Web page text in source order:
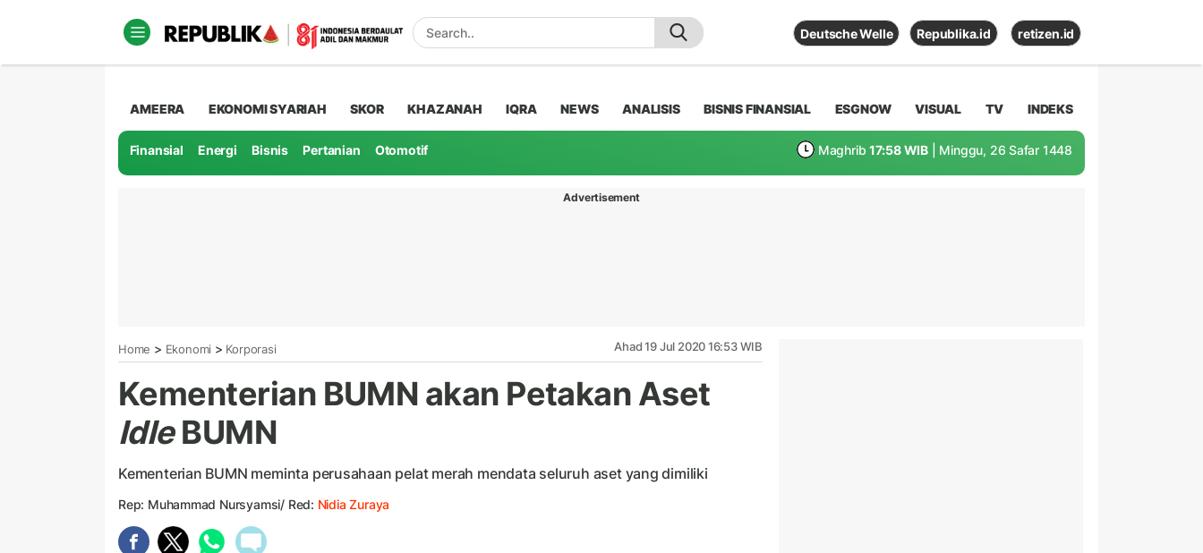
Deutsche Welle Republika.id retizen.id
AMEERA EKONOMI SYARIAH SKOR KHAZANAH IQRA NEWS ANALISIS BISNIS FINANSIAL ESGNOW VISUAL TV INDEKS
Finansial Energi Bisnis Pertanian Otomotif Maghrib 17:58 WIB | Minggu, 26 Safar 1448
Advertisement
Home > Ekonomi > Korporasi Ahad 19 Jul 2020 16:53 WIB
Kementerian BUMN akan Petakan Aset
IdleBUMN
Kementerian BUMN meminta perusahaan pelat merah mendata seluruh aset yang dimiliki
Rep: Muhammad Nursyamsi/ Red: Nidia Zuraya